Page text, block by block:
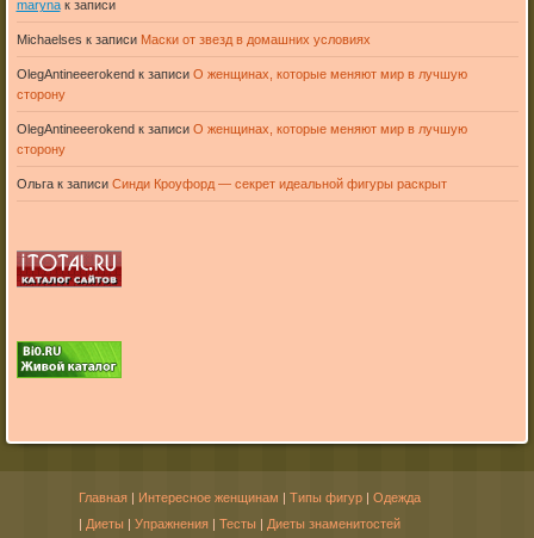
marynaк записи
Michaelses к записи Маски от звезд в домашних условиях
OlegAntineeerokendк записи О женщинах, которые меняют мир в лучшую
сторону
OlegAntineeerokendк записи О женщинах, которые меняют мир в лучшую
сторону
Ольгак записи Синди Кроуфорд — секрет идеальной фигуры раскрыт
Главная | Интересное женщинам | Типы фигур | Одежда
| Диеты | Упражнения | Тесты | Диеты знаменитостей